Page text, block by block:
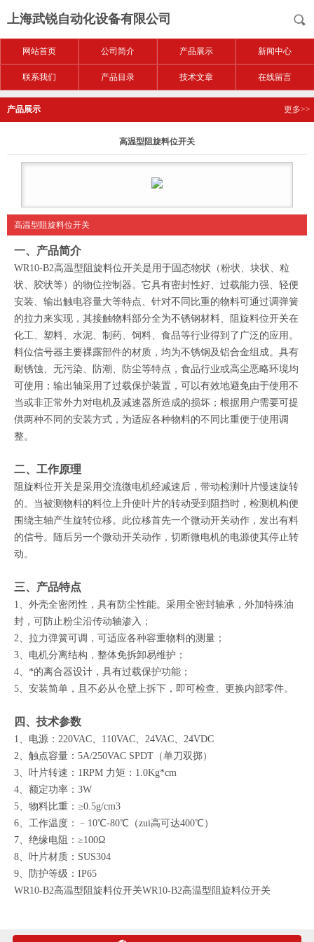
上海武锐自动化设备有限公司
网站首页 公司简介 产品展示 新闻中心
联系我们 产品目录 技术文章 在线留言
产品展示 更多>>
高温型阻旋料位开关
高温型阻旋料位开关
一、 产品简介
WR10-B2高温型 阻旋料位开关是用于固态物状（粉状、块状、粒
状、胶状等）的物位控制器。它具有密封性好、过载能力强、轻便
安装、输出触电容量大等特点、针对不同比重的物料可通过调弹簧
的拉力来实现，其接触物料部分全为不锈钢材料、阻旋料位开关在
化工、塑料、水泥、制药、饲料、食品等行业得到了广泛的应用。
料位信号器主要裸露部件的材质，均为不锈钢及铝合金组成。具有
耐锈蚀、无污染、防潮、防尘等特点，食品行业或高尘恶略环境均
可使用；输出轴采用了过载保护装置，可以有效地避免由于使用不
当或非正常外力对电机及减速器所造成的损坏；根据用户需要可提
供两种不同的安装方式，为适应各种物料的不同比重便于使用调
整。
二、工作原理
阻旋料位开关是采用交流微电机经减速后，带动检测叶片慢速旋转
的。当被测物料的料位上升使叶片的转动受到阻挡时，检测机构便
围绕主轴产生旋转位移。此位移首先一个微动开关动作，发出有料
的信号。随后另一个微动开关动作，切断微电机的电源使其停止转
动。
三、产品特点
1、外壳全密闭性，具有防尘性能。采用全密封轴承，外加特殊油
封，可防止粉尘沿传动轴渗入；
2、拉力弹簧可调，可适应各种容重物料的测量；
3、电机分离结构，整体免拆卸易维护；
4、*的离合器设计，具有过载保护功能；
5、安装简单，且不必从仓壁上拆下，即可检查、更换内部零件。
四、技术参数
1、电源：220VAC、110VAC、24VAC、24VDC
2、触点容量：5A/250VAC SPDT（单刀双掷）
3、叶片转速：1RPM 力矩：1.0Kg*cm
4、额定功率：3W
5、物料比重：≥0.5g/cm3
6、工作温度：﹣10℃-80℃（zui高可达400℃）
7、绝缘电阻：≥100Ω
8、叶片材质：SUS304
9、防护等级：IP65
WR10-B2高温型阻旋料位开关WR10-B2高温型 阻旋料位开关